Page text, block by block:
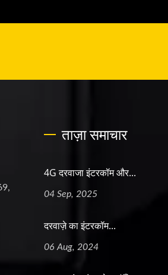
ताज़ा समाचार
4G दरवाजा इंटरकॉम और...
04 Sep, 2025
दरवाज़े का इंटरकॉम...
06 Aug, 2024